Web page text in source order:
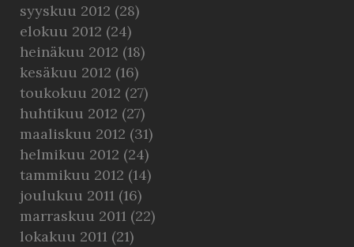
syyskuu 2012 (28)
elokuu 2012 (24)
heinäkuu 2012 (18)
kesäkuu 2012 (16)
toukokuu 2012 (27)
huhtikuu 2012 (27)
maaliskuu 2012 (31)
helmikuu 2012 (24)
tammikuu 2012 (14)
joulukuu 2011 (16)
marraskuu 2011 (22)
lokakuu 2011 (21)